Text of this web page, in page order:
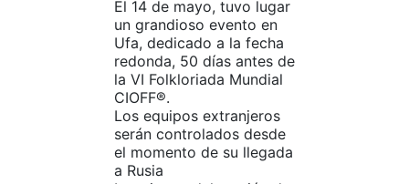
El 14 de mayo, tuvo lugar
un grandioso evento en
Ufa, dedicado a la fecha
redonda, 50 días antes de
la VI Folkloriada Mundial
CIOFF®.
Los equipos extranjeros
serán controlados desde
el momento de su llegada
a Rusia